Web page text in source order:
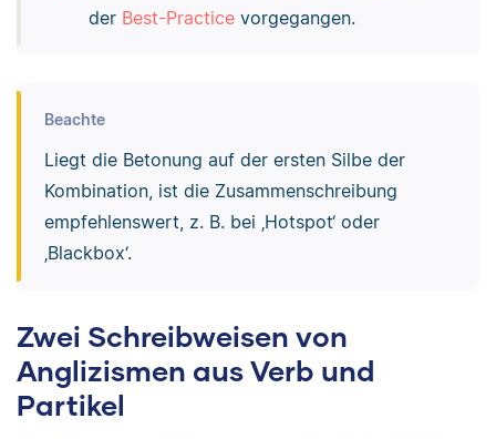
der Best-Practicevorgegangen.
Beachte
Liegt die Betonung auf der ersten Silbe der
Kombination, ist die Zusammenschreibung
empfehlenswert, z. B. bei ‚Hotspot‘ oder
‚Blackbox‘.
Zwei Schreibweisen von
Anglizismen aus Verb und
Partikel